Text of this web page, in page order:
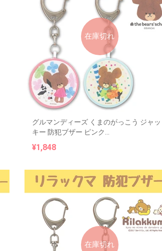
在庫切れ
グルマンディーズ くまのがっこう ジャッ
キー 防犯ブザー ピンク...
¥1,848
在庫切れ